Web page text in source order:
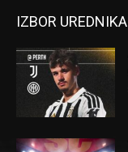
IZBOR UREDNIKA